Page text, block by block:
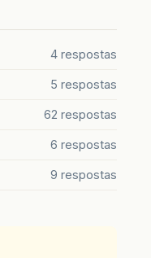
4 respostas
5 respostas
62 respostas
6 respostas
9 respostas